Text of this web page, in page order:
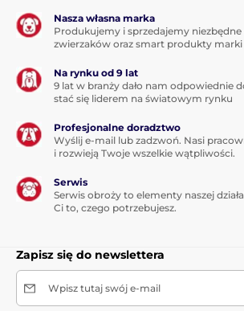
Nasza własna marka
Produkujemy i sprzedajemy niezbędne
zwierzaków oraz smart produkty marki
Na rynku od 9 lat
9 lat w branży dało nam odpowiednie
stać się liderem na światowym rynku
Profesjonalne doradztwo
Wyślij e-mail lub zadzwoń. Nasi
i rozwieją Twoje wszelkie wątpliwości.
Serwis
Serwis obroży to elementy naszej
Ci to, czego potrzebujesz.
Zapisz się do newslettera
Wpisz tutaj swój e-mail